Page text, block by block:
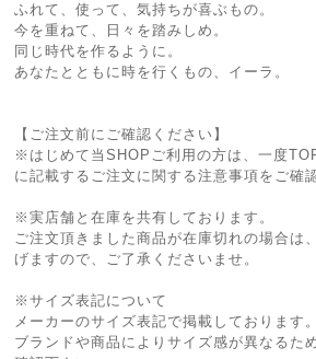
ふれて、使って、気持ちが喜ぶもの。
今を重ねて、日々を踏みしめ。
同じ時代を作るように。
あなたとともに時を行くもの、イーラ。
【ご注文前にご確認ください】
※はじめて当SHOPご利用の方は、一度
に記載するご注文に関する注意事項をご確
※実店舗と在庫を共有しております。
ご注文頂きました商品が在庫切れの場合は
げますので、ご了承くださいませ。
※サイズ表記について
メーカーのサイズ表記で掲載しております。
ブランドや商品によりサイズ感が異なるた